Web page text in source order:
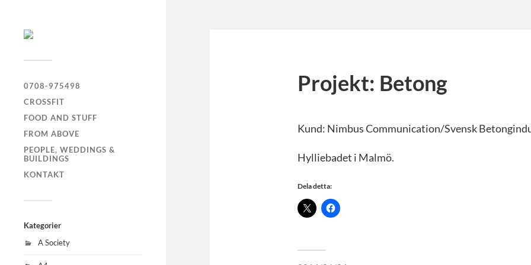
0708-975498
CROSSFIT
FOOD AND STUFF
FROM ABOVE
PEOPLE, WEDDINGS &
BUILDINGS
KONTAKT
Kategorier
A Society
Projekt: Betong
Kund: Nimbus Communication/Svensk
Hylliebadet i Malmö.
Dela detta: